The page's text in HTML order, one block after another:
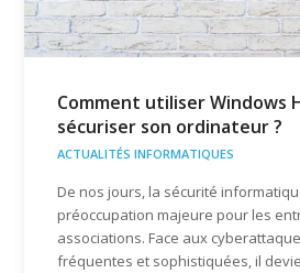
Comment utiliser Windows
sécuriser son ordinateur ?
ACTUALITÉS INFORMATIQUES
De nos jours, la sécurité
préoccupation majeure pour les
associations. Face aux
fréquentes et sophistiquées, il